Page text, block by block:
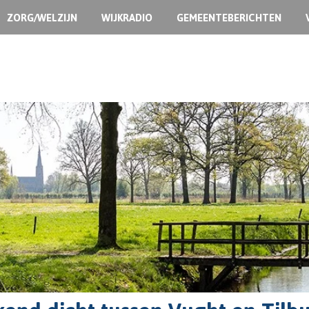
ZORG/WELZIJN WIJKRADIO GEMEENTEBERICHTEN